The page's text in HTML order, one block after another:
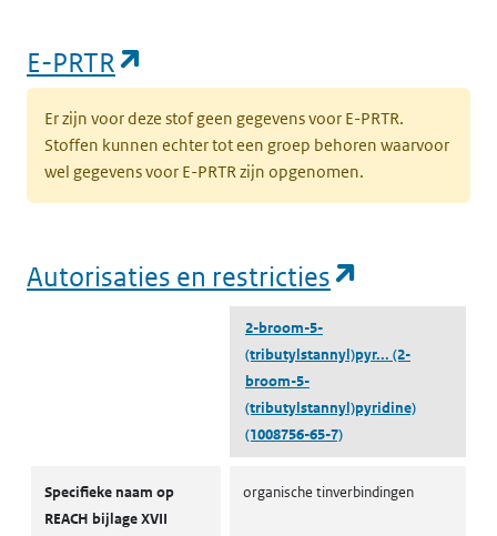
E-PRTR
Er zijn voor deze stof geen gegevens voor E-PRTR.
Stoffen kunnen echter tot een groep behoren waarvoor
wel gegevens voor E-PRTR zijn opgenomen.
Autorisaties en restricties
2-broom-5-
(tributylstannyl)pyr... (2-
broom-5-
(tributylstannyl)pyridine)
(1008756-65-7)
Specifieke naam op
REACH bijlage XVII
organische tinverbindingen